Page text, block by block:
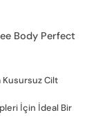
Body Perfect
Kusursuz Cilt
İçin İdeal Bir